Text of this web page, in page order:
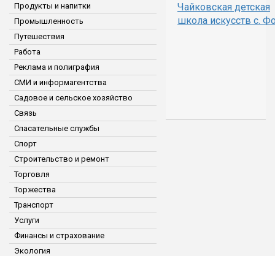
Продукты и напитки
Промышленность
Путешествия
Работа
Реклама и полиграфия
СМИ и информагентства
Садовое и сельское хозяйство
Связь
Спасательные службы
Спорт
Строительство и ремонт
Торговля
Торжества
Транспорт
Услуги
Финансы и страхование
Экология
Чайковская детская
школа искусств с.